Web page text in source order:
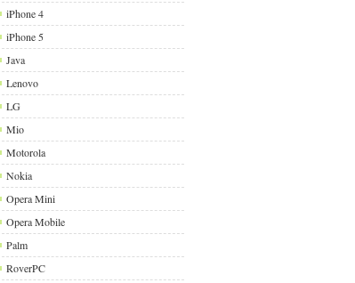
iPhone 4
iPhone 5
Java
Lenovo
LG
Mio
Motorola
Nokia
Opera Mini
Opera Mobile
Palm
RoverPC